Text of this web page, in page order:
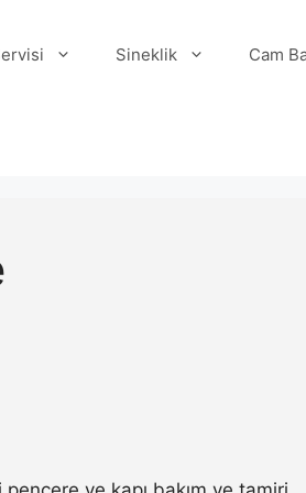
Sineklik Cam